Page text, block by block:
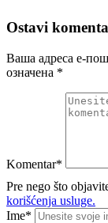
Ostavi
Ваша адреса е-
означена *
Komentar*
Pre nego što
korišćenja usluge.
Ime*